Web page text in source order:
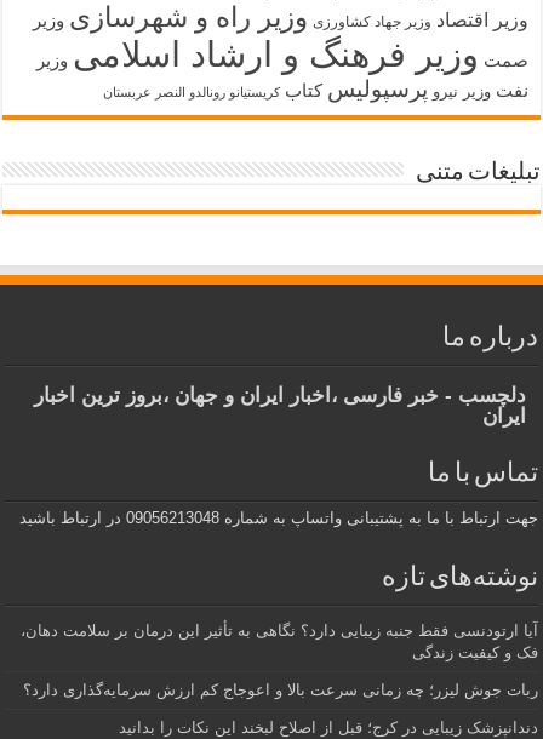
وزیر اقتصاد وزیر جهاد کشاورزی وزیر راه و شهرسازی وزیر
صمت وزیر فرهنگ و ارشاد اسلامی وزیر
نفت وزیر نیرو پرسپولیس کتاب کریستیانو رونالدو النصر عربستان
تبلیغات متنی
درباره ما
دلچسب - خبر فارسی ،اخبار ایران و جهان ،بروز ترین اخبار
ایران
تماس با ما
جهت ارتباط با ما به پشتیبانی واتساپ به شماره 09056213048 در ارتباط باشید
نوشته‌های تازه
آیا ارتودنسی فقط جنبه زیبایی دارد؟ نگاهی به تأثیر این درمان بر سلامت دهان،
فک و کیفیت زندگی
ربات جوش لیزر؛ چه زمانی سرعت بالا و اعوجاج کم ارزش سرمایه‌گذاری دارد؟
دندانپزشک زیبایی در کرج؛ قبل از اصلاح لبخند این نکات را بدانید